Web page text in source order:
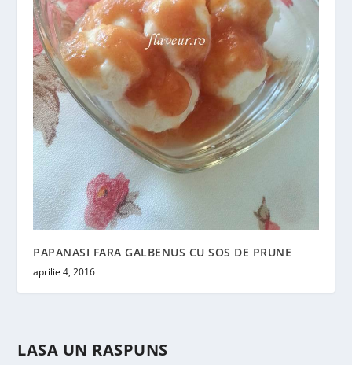
PAPANASI FARA GALBENUS CU SOS DE PRUNE
aprilie 4, 2016
LASA UN RASPUNS